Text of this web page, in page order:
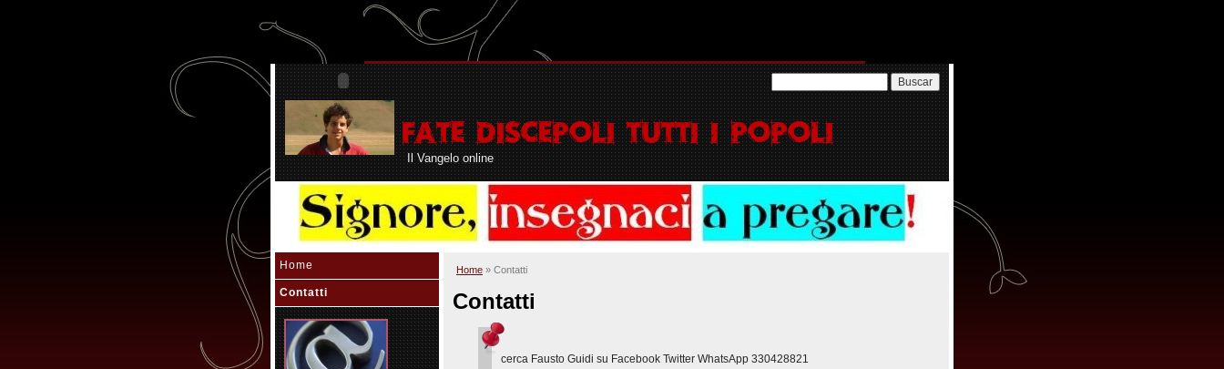
Il Vangelo online
Home
Contatti
Home » Contatti
Contatti
cerca Fausto Guidi su Facebook Twitter WhatsApp 330428821